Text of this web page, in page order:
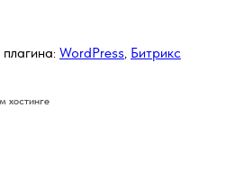
: WordPress Битрикс
хостинге